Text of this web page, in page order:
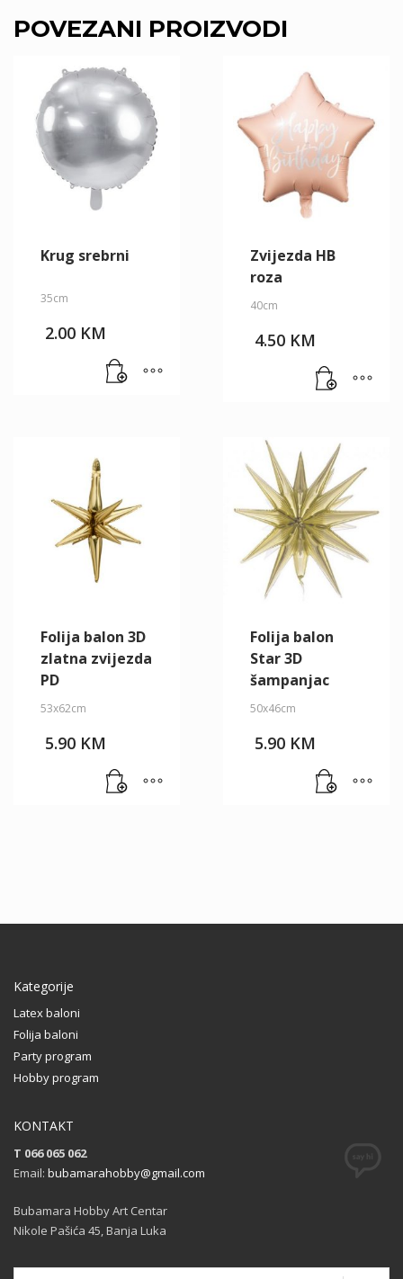
POVEZANI PROIZVODI
Krug srebrni
35cm
2.00 KM
Zvijezda HB
roza
40cm
4.50 KM
Folija balon 3D
zlatna zvijezda
PD
53x62cm
5.90 KM
Folija balon
Star 3D
šampanjac
50x46cm
5.90 KM
Kategorije
Latex baloni
Folija baloni
Party program
Hobby program
KONTAKT
T 066 065 062
Email: bubamarahobby@gmail.com
Bubamara Hobby Art Centar
Nikole Pašića 45, Banja Luka